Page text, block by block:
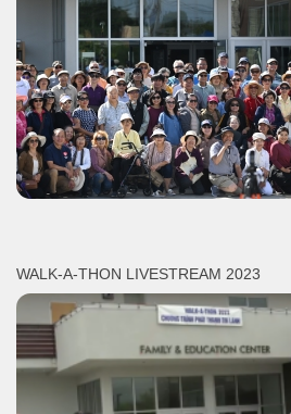
WALK-A-THON LIVESTREAM 2023